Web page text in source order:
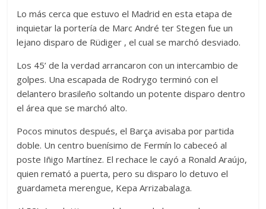
Lo más cerca que estuvo el Madrid en esta etapa de
inquietar la portería de Marc André ter Stegen fue un
lejano disparo de Rüdiger , el cual se marchó desviado.
Los 45’ de la verdad arrancaron con un intercambio de
golpes. Una escapada de Rodrygo terminó con el
delantero brasileño soltando un potente disparo dentro
el área que se marchó alto.
Pocos minutos después, el Barça avisaba por partida
doble. Un centro buenísimo de Fermín lo cabeceó al
poste Iñigo Martínez. El rechace le cayó a Ronald Araújo,
quien remató a puerta, pero su disparo lo detuvo el
guardameta merengue, Kepa Arrizabalaga.